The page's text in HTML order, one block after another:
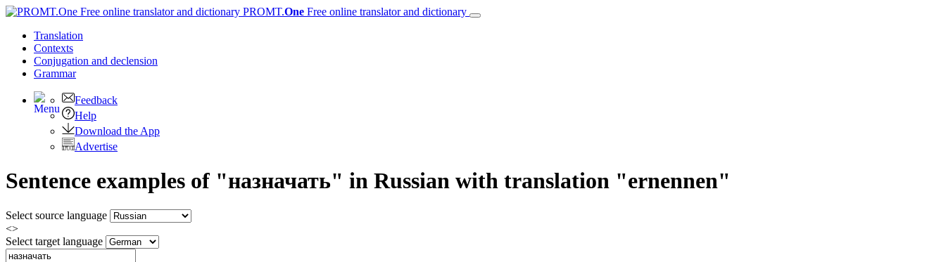
PROMT.One Free online translator and dictionary
Translation
Contexts
Conjugation and declension
Grammar
Feedback
Help
Download the App
Advertise
Sentence examples of "назначать" in Russian with translation "ernennen"
Select source language
<>
Select target language